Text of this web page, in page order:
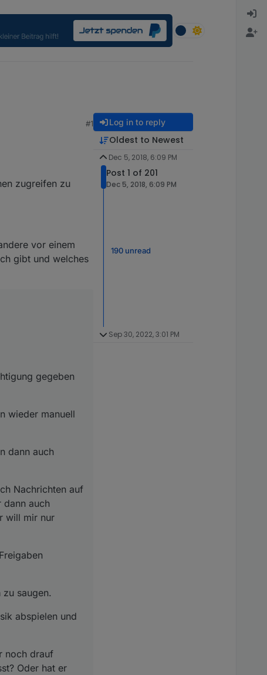
#1
zugreifen zu
vor einem
gibt und welches
gegeben
wieder manuell
dann auch
Nachrichten auf
dann auch
will mir nur
saugen.
abspielen und
noch drauf
Oder hat er
Log in to reply
Oldest to Newest
Dec 5, 2018, 6:09 PM
Post 1 of 201
Dec 5, 2018, 6:09 PM
190 unread
Sep 30, 2022, 3:01 PM